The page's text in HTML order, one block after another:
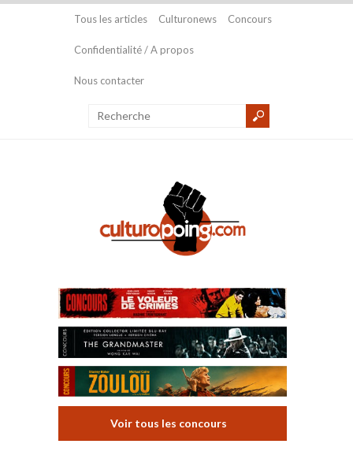
Tous les articles Culturonews Concours
Confidentialité / A propos
Nous contacter
Voir tous les concours